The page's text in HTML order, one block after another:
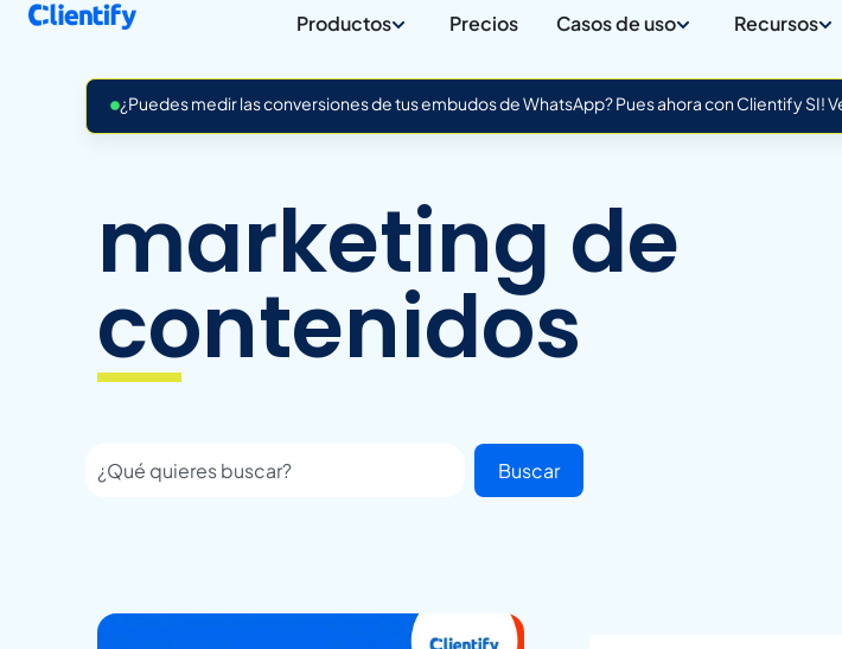
Productos Precios Casos de uso Recursos
¿Puedes medir las conversiones de tus embudos de WhatsApp? Pues ahora con Clientify SI!
marketing de
contenidos
Buscar